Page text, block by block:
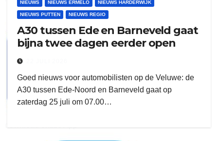
zielman
NIEUWS NIEUWS ERMELO NIEUWS HARDERWIJK
NIEUWS PUTTEN NIEUWS REGIO
A30 tussen Ede en Barneveld gaat
bijna twee dagen eerder open
Goed nieuws voor automobilisten op de Veluwe: de
A30 tussen Ede-Noord en Barneveld gaat op
zaterdag 25 juli om 07.00…